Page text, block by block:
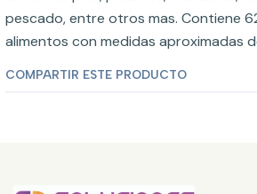
pescado, entre otros mas. Contiene
alimentos con medidas aproximadas
COMPARTIR ESTE PRODUCTO